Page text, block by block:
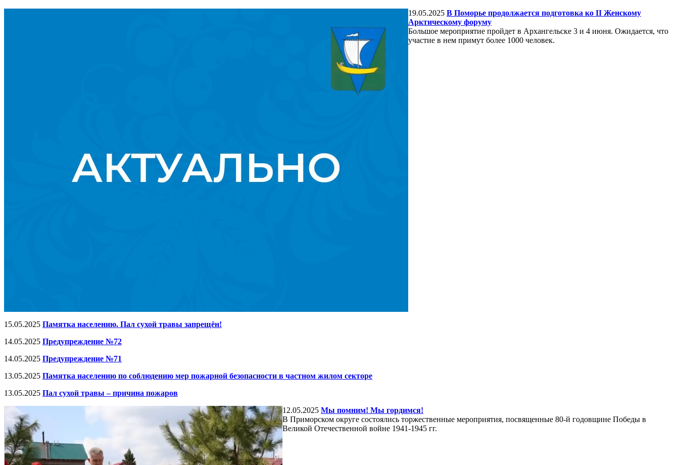
19.05.2025 В Поморье продолжается подготовка ко II Женскому
Арктическому форуму
Большое мероприятие пройдет в Архангельске 3 и 4 июня. Ожидается, что
участие в нем примут более 1000 человек.
15.05.2025 Памятка населению. Пал сухой травы запрещён!
14.05.2025 Предупреждение №72
14.05.2025 Предупреждение №71
13.05.2025 Памятка населению по соблюдению мер пожарной безопасности в частном жилом секторе
13.05.2025 Пал сухой травы – причина пожаров
12.05.2025 Мы помним! Мы гордимся!
В Приморском округе состоялись торжественные мероприятия, посвященные 80-й годовщине Победы в
Великой Отечественной войне 1941-1945 гг.